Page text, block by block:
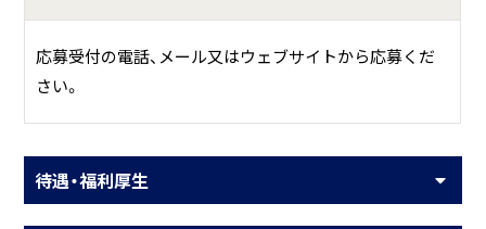
応募受付の電話、メール又はウェブサイトから応募くだ
さい。
待遇・福利厚生